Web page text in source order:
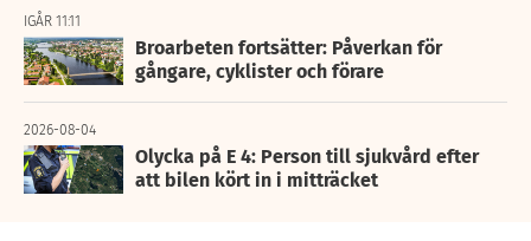
IGÅR 11:11
Broarbeten fortsätter: Påverkan för
gångare, cyklister och förare
2026-08-04
Olycka på E 4: Person till sjukvård efter
att bilen kört in i mitträcket